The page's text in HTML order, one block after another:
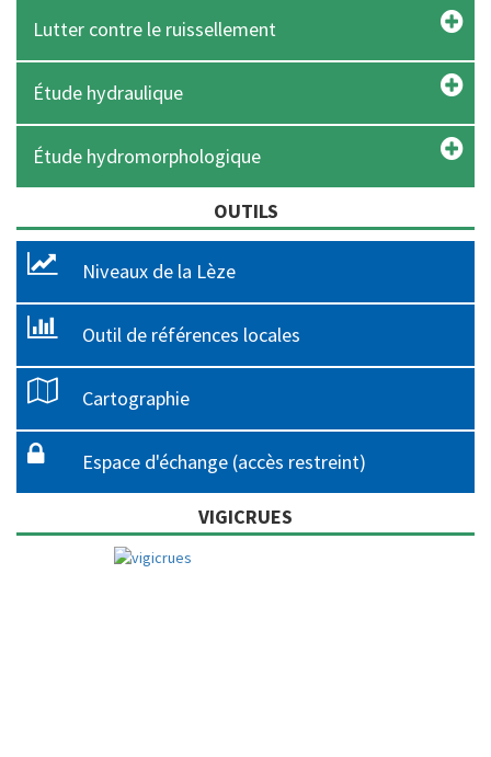
Lutter contre le ruissellement
Étude hydraulique
Étude hydromorphologique
OUTILS
Niveaux de la Lèze
Outil de références locales
Cartographie
Espace d'échange (accès restreint)
VIGICRUES